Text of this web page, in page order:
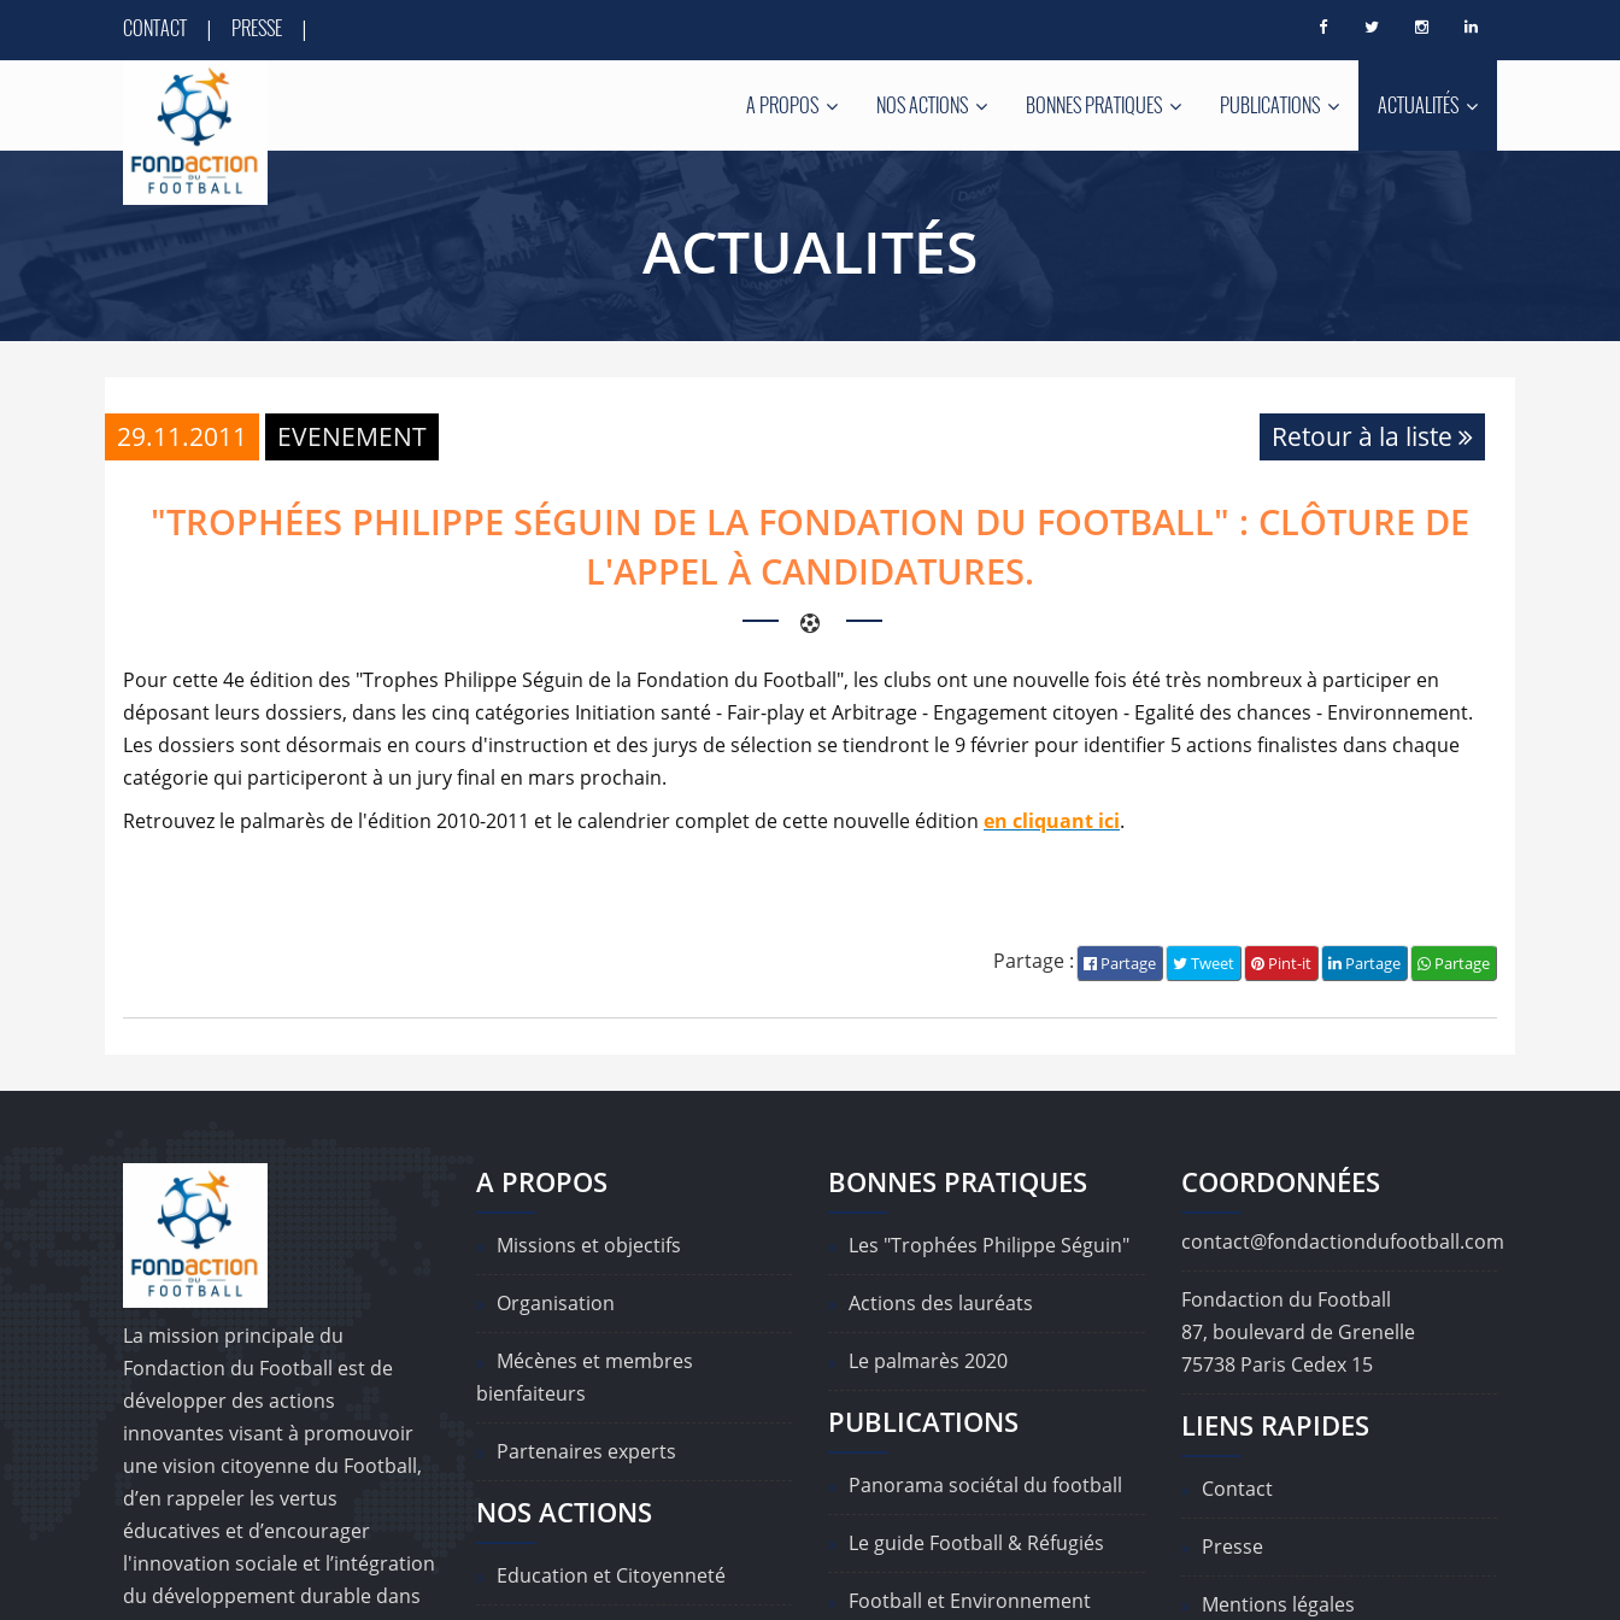
CONTACT | PRESSE |
A PROPOS NOS ACTIONS BONNES PRATIQUES PUBLICATIONS ACTUALITÉS
ACTUALITÉS
29.11.2011 EVENEMENT Retour à la liste
"TROPHÉES PHILIPPE SÉGUIN DE LA FONDATION DU FOOTBALL" : CLÔTURE DE
L'APPEL À CANDIDATURES.
Pour cette 4e édition des "Trophes Philippe Séguin de la Fondation du Football", les clubs ont une nouvelle fois été très nombreux à participer en
déposant leurs dossiers, dans les cinq catégories Initiation santé - Fair-play et Arbitrage - Engagement citoyen - Egalité des chances - Environnement.
Les dossiers sont désormais en cours d'instruction et des jurys de sélection se tiendront le 9 février pour identifier 5 actions finalistes dans chaque
catégorie qui participeront à un jury final en mars prochain.
Retrouvez le palmarès de l'édition 2010-2011 et le calendrier complet de cette nouvelle édition en cliquant ici.
Partage
Partage
Pint-it
Tweet
Partage
Partage :
La mission principale du
Fondaction du Football est de
développer des actions
innovantes visant à promouvoir
une vision citoyenne du Football,
d’en rappeler les vertus
éducatives et d’encourager
l'innovation sociale et l’intégration
du développement durable dans
A PROPOS
Missions et objectifs
Organisation
Mécènes et membres
bienfaiteurs
Partenaires experts
NOS ACTIONS
Education et Citoyenneté
BONNES PRATIQUES
Les "Trophées Philippe Séguin"
Actions des lauréats
Le palmarès 2020
PUBLICATIONS
Panorama sociétal du football
Le guide Football & Réfugiés
Football et Environnement
COORDONNÉES
contact@fondactiondufootball.com
Fondaction du Football
87, boulevard de Grenelle
75738 Paris Cedex 15
LIENS RAPIDES
Contact
Presse
Mentions légales